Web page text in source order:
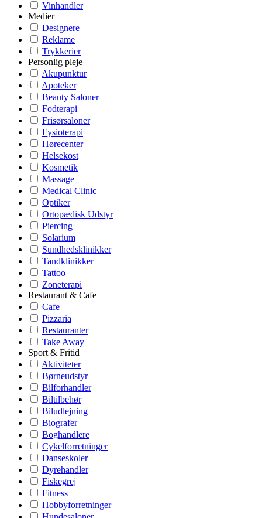
Vinhandler
Medier
Designere
Reklame
Trykkerier
Personlig pleje
Akupunktur
Apoteker
Beauty Saloner
Fodterapi
Frisørsaloner
Fysioterapi
Hørecenter
Helsekost
Kosmetik
Massage
Medical Clinic
Optiker
Ortopædisk Udstyr
Piercing
Solarium
Sundhedsklinikker
Tandklinikker
Tattoo
Zoneterapi
Restaurant & Cafe
Cafe
Pizzaria
Restauranter
Take Away
Sport & Fritid
Aktiviteter
Børneudstyr
Bilforhandler
Biltilbehør
Biludlejning
Biografer
Boghandlere
Cykelforretninger
Danseskoler
Dyrehandler
Fiskegrej
Fitness
Hobbyforretninger